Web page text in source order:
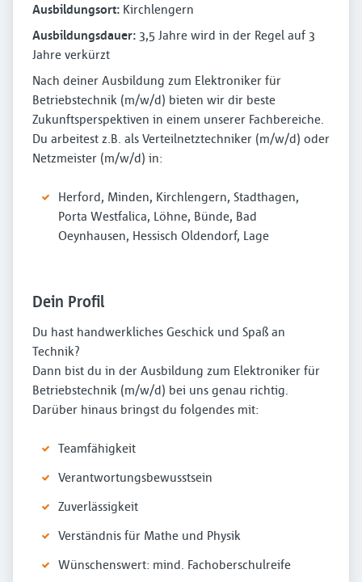
Ausbildungsort: Kirchlengern
Ausbildungsdauer: 3,5 Jahre wird in der Regel auf 3
Jahre verkürzt
Nach deiner Ausbildung zum Elektroniker für
Betriebstechnik (m/w/d) bieten wir dir beste
Zukunftsperspektiven in einem unserer Fachbereiche.
Du arbeitest z.B. als Verteilnetztechniker (m/w/d) oder
Netzmeister (m/w/d) in:
Herford, Minden, Kirchlengern, Stadthagen,
Porta Westfalica, Löhne, Bünde, Bad
Oeynhausen, Hessisch Oldendorf, Lage
Dein Profil
Du hast handwerkliches Geschick und Spaß an
Technik?
Dann bist du in der Ausbildung zum Elektroniker für
Betriebstechnik (m/w/d) bei uns genau richtig.
Darüber hinaus bringst du folgendes mit:
Teamfähigkeit
Verantwortungsbewusstsein
Zuverlässigkeit
Verständnis für Mathe und Physik
Wünschenswert: mind. Fachoberschulreife